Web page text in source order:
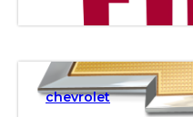
chevrolet